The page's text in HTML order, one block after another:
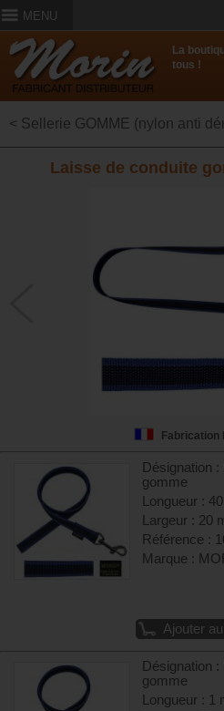
MENU
La
tous !
< Sellerie GOMME (nylon anti
Laisse de conduite
Fabrication
Désignation
gomme
Longueur :
Largeur : 20
Référence :
Marque :
Ajouter
Désignation
gomme
Longueur : 1